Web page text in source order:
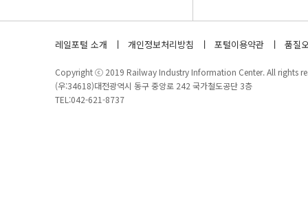
레일포털 소개 개인정보처리방침 포털이용약관 품질
Copyright ⓒ 2019 Railway Industry Information Center. All rights
(우:34618)대전광역시 동구 중앙로 242 국가철도공단 3층
TEL:042-621-8737